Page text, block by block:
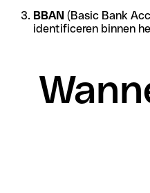
BBAN (Basic Bank
identificeren binnen